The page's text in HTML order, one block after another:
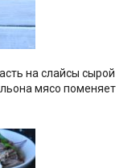
на слайсы сырой
мясо поменяет